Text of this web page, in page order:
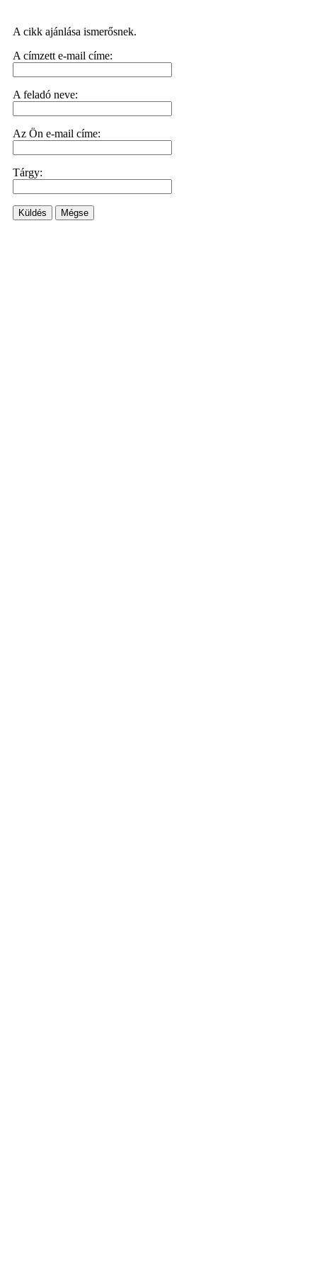
A cikk ajánlása ismerősnek.
A címzett e-mail címe:
A feladó neve:
Az Ön e-mail címe:
Tárgy:
Küldés Mégse